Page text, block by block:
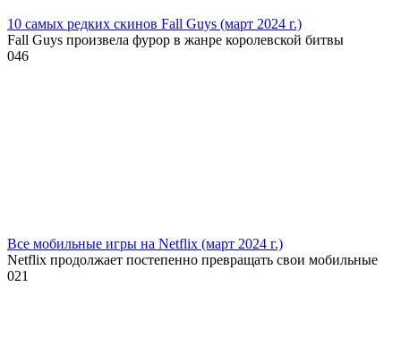
10 самых редких скинов Fall Guys (март 2024 г.)
Fall Guys произвела фурор в жанре королевской битвы
046
Все мобильные игры на Netflix (март 2024 г.)
Netflix продолжает постепенно превращать свои мобильные
021